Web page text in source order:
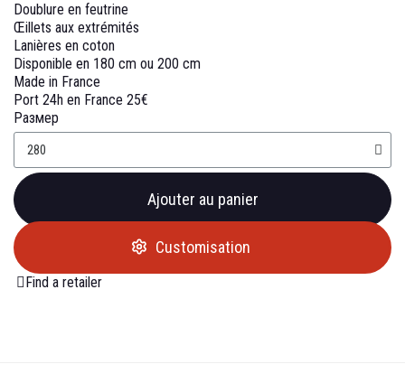
Doublure en feutrine
Œillets aux extrémités
Lanières en coton
Disponible en 180 cm ou 200 cm
Made in France
Port 24h en France 25€
Размер
Ajouter au panier
Customisation
Find a retailer